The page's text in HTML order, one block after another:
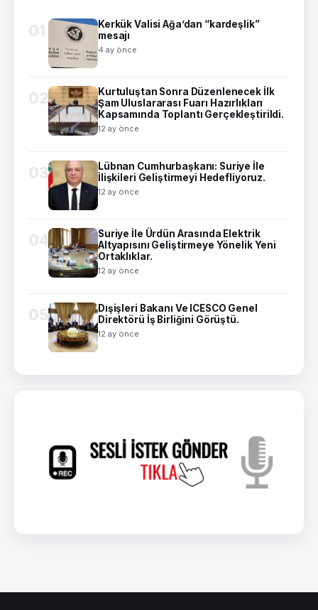
01
Kerkük Valisi Ağa’dan “kardeşlik”
mesajı
4 ay önce
02
Kurtuluştan Sonra Düzenlenecek İlk
Şam Uluslararası Fuarı Hazırlıkları
Kapsamında Toplantı Gerçekleştirildi.
12 ay önce
03
Lübnan Cumhurbaşkanı: Suriye İle
İlişkileri Geliştirmeyi Hedefliyoruz.
12 ay önce
04
Suriye İle Ürdün Arasında Elektrik
Altyapısını Geliştirmeye Yönelik Yeni
Ortaklıklar.
12 ay önce
05
Dışişleri Bakanı Ve ICESCO Genel
Direktörü İş Birliğini Görüştü.
12 ay önce